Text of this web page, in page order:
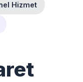
Hizmet